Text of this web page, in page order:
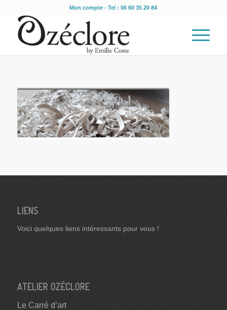
Mon compte- Tel : 06 60 35 20 84
LIENS
Voici quelques liens intéressants pour vous !
ATELIER OZÉCLORE
Le Carré d’art